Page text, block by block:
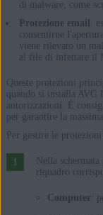
di malware, come
Protezione email
:
consentirne
viene rilevato un
al file di infettare il
Queste protezioni
quando si installa AVG
autorizzazioni. È
per garantire la
Per gestire le
Nella
riquadro
Computer: